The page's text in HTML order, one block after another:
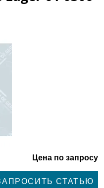
Цена по запросу
СТАТЬЮ